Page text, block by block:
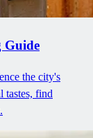
Guide
the city's
tastes, find